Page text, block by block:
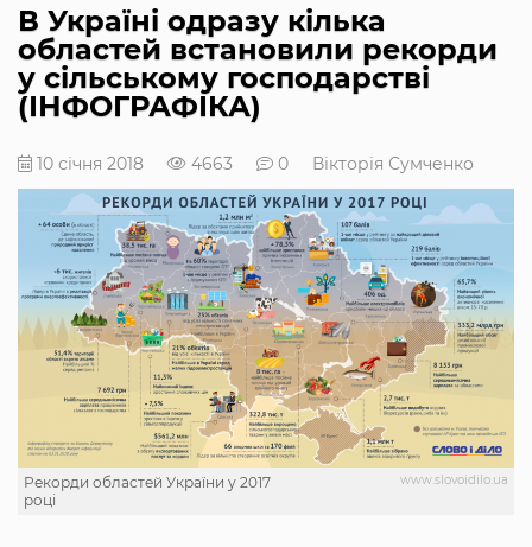
В Україні одразу кілька
областей встановили рекорди
у сільському господарстві
(ІНФОГРАФІКА)
10 січня 2018 4663 0 Вікторія Сумченко
www.slovoidilo.ua
Рекорди областей України у 2017
році